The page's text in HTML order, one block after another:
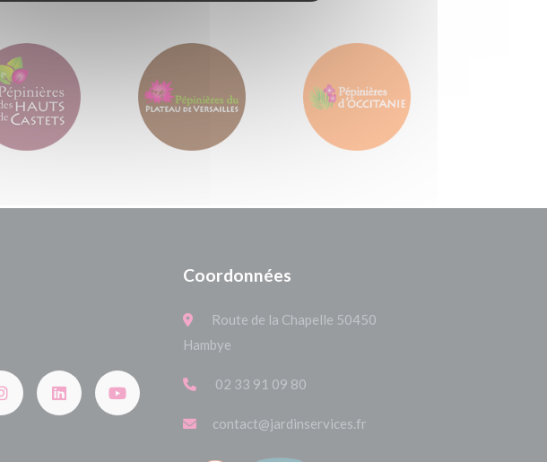
Coordonnées
Route de la Chapelle 50450
Hambye
02 33 91 09 80
contact@jardinservices.fr